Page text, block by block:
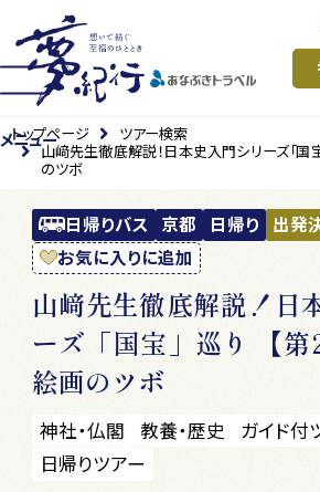
メニュー
トップページ
ツアー検索
山﨑先生徹底解説！日本史入門シリーズ「国
のツボ
日帰りバス 京都 日帰り
出発
お気に入りに追加
山﨑先生徹底解説！日
ーズ「国宝」巡り 【第
絵画のツボ
神社・仏閣 教養・歴史
ガイド付
日帰りツアー